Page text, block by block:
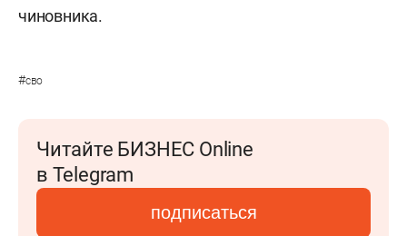
чиновника.
#сво
Читайте БИЗНЕС Online
в Telegram
подписаться